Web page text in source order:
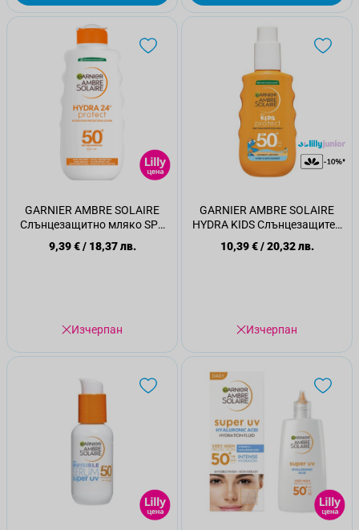
GARNIER AMBRE SOLAIRE
Слънцезащитно мляко SPF
9,39 €/ 18,37 лв.
Изчерпан
GARNIER AMBRE SOLAIRE
HYDRA KIDS Слънцезащитен
150мл.
10,39 €/20,32 лв.
Изчерпан